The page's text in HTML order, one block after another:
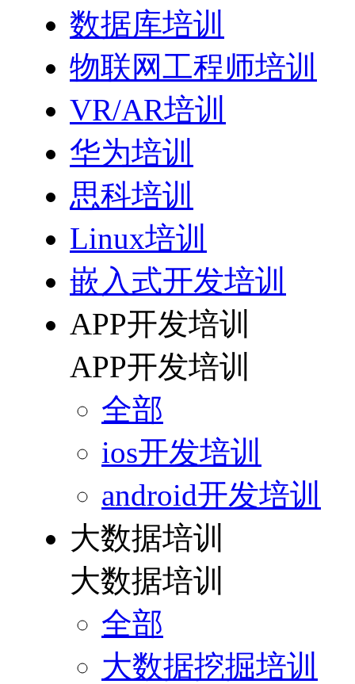
数据库培训
物联网工程师培训
VR/AR培训
华为培训
思科培训
Linux培训
嵌入式开发培训
APP开发培训
APP开发培训
全部
ios开发培训
android开发培训
大数据培训
大数据培训
全部
大数据挖掘培训